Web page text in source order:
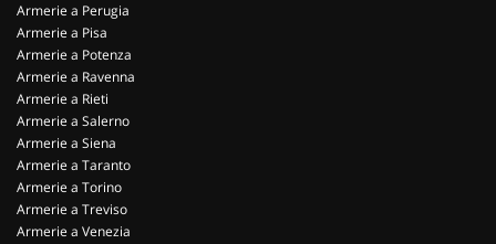
Armerie a Perugia
Armerie a Pisa
Armerie a Potenza
Armerie a Ravenna
Armerie a Rieti
Armerie a Salerno
Armerie a Siena
Armerie a Taranto
Armerie a Torino
Armerie a Treviso
Armerie a Venezia